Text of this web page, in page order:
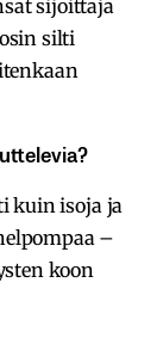
sijoittaja
silti
kuin isoja ja
–
koon